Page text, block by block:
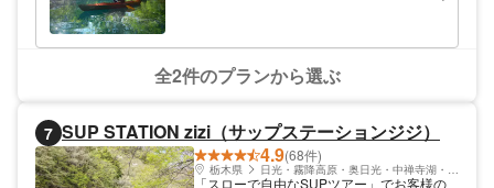
全2件のプランから選ぶ
7 SUP STATION zizi（サップステーションジジ）
4.9(68件)
栃木県 日光・霧降高原・奥日光・中禅寺湖・今市
「スローで自由なSUPツアー」でお客様の